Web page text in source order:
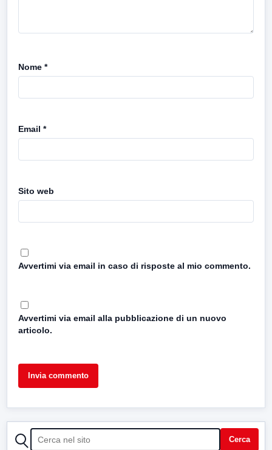
Nome *
Email *
Sito web
Avvertimi via email in caso di risposte al mio commento.
Avvertimi via email alla pubblicazione di un nuovo
articolo.
CERCA Cerca